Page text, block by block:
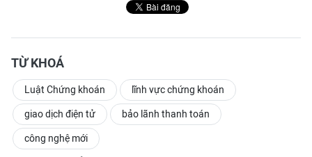
TỪ KHOÁ
Luật Chứng khoán lĩnh vực chứng khoán
giao dịch điện tử bảo lãnh thanh toán
công nghệ mới